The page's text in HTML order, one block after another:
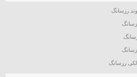
رزسانگ
رزسانگ